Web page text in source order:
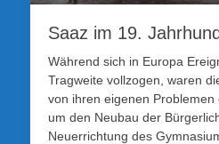
Saaz im 19.
Während sich in Europa
Tragweite vollzogen, waren
von ihren eigenen
um den Neubau der
Neuerrichtung des